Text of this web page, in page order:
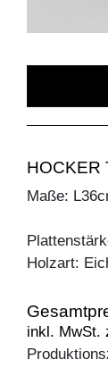
HOCKER
Maße:
Holzart:
inkl. MwSt.